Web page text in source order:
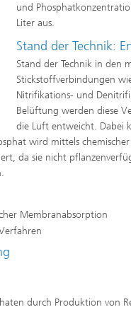
und
Liter aus.
Stand der Technik:
Stand der Technik in den
Stickstoffverbindungen
Nitrifikations- und
Belüftung werden diese
die Luft entweicht. Dabei
wird mittels
da sie nicht
Membranabsorption
durch Produktion von